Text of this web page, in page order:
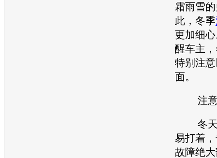
霜雨雪
此，冬季
更加细
醒车主
特别注
面。
注意
冬天
易打着
故障绝